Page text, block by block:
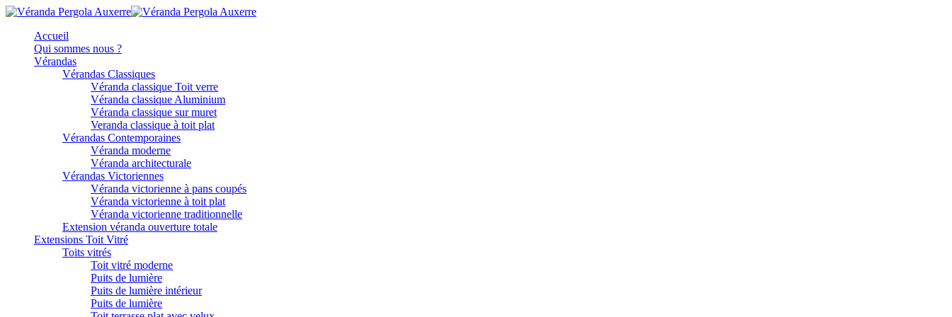
Accueil
Qui sommes nous ?
Vérandas
Vérandas Classiques
Véranda classique Toit verre
Véranda classique Aluminium
Véranda classique sur muret
Veranda classique à toit plat
Vérandas Contemporaines
Véranda moderne
Véranda architecturale
Vérandas Victoriennes
Véranda victorienne à pans coupés
Véranda victorienne à toit plat
Véranda victorienne traditionnelle
Extension véranda ouverture totale
Extensions Toit Vitré
Toits vitrés
Toit vitré moderne
Puits de lumière
Puits de lumière intérieur
Puits de lumière